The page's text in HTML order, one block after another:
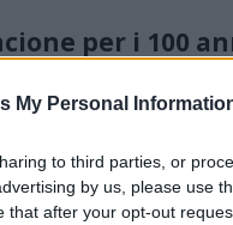
My Personal
to third parties, or
by us, please use
that after your opt-out
per i 100
con quel tocco: chi con una
maglione, una borsa o